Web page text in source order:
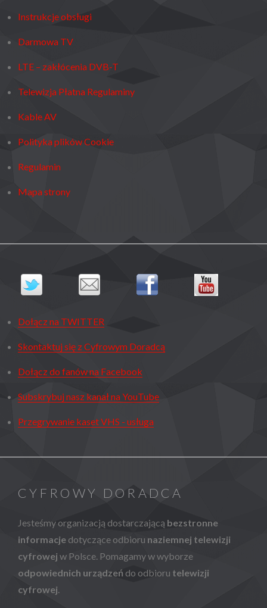
Instrukcje obsługi
Darmowa TV
LTE – zakłócenia DVB-T
Telewizja Płatna Regulaminy
Kable AV
Polityka plików Cookie
Regulamin
Mapa strony
Dołącz na TWITTER
Skontaktuj się z Cyfrowym Doradcą
Dołącz do fanów na Facebook
Subskrybuj nasz kanał na YouTube
Przegrywanie kaset VHS - usługa
CYFROWY DORADCA
Jesteśmy organizacją dostarczającą bezstronne
informacje dotyczące odbioru naziemnej telewizji
cyfrowej w Polsce. Pomagamy w wyborze
odpowiednich urządzeń do odbioru telewizji
cyfrowej